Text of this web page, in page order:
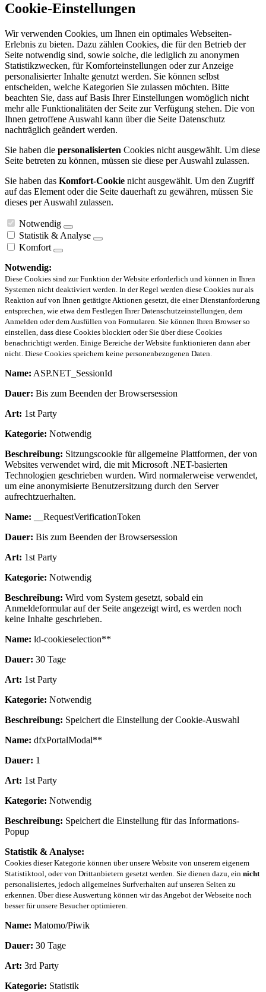
Cookie-Einstellungen
Wir verwenden Cookies, um Ihnen ein optimales Webseiten-
Erlebnis zu bieten. Dazu zählen Cookies, die für den Betrieb der
Seite notwendig sind, sowie solche, die lediglich zu anonymen
Statistikzwecken, für Komforteinstellungen oder zur Anzeige
personalisierter Inhalte genutzt werden. Sie können selbst
entscheiden, welche Kategorien Sie zulassen möchten. Bitte
beachten Sie, dass auf Basis Ihrer Einstellungen womöglich nicht
mehr alle Funktionalitäten der Seite zur Verfügung stehen. Die von
Ihnen getroffene Auswahl kann über die Seite Datenschutz
nachträglich geändert werden.
Sie haben die personalisierten Cookies nicht ausgewählt. Um diese
Seite betreten zu können, müssen sie diese per Auswahl zulassen.
Sie haben das Komfort-Cookie nicht ausgewählt. Um den Zugriff
auf das Element oder die Seite dauerhaft zu gewähren, müssen Sie
dieses per Auswahl zulassen.
Notwendig
Statistik & Analyse
Komfort
Notwendig:
Diese Cookies sind zur Funktion der Website erforderlich und können in Ihren
Systemen nicht deaktiviert werden. In der Regel werden diese Cookies nur als
Reaktion auf von Ihnen getätigte Aktionen gesetzt, die einer Dienstanforderung
entsprechen, wie etwa dem Festlegen Ihrer Datenschutzeinstellungen, dem
Anmelden oder dem Ausfüllen von Formularen. Sie können Ihren Browser so
einstellen, dass diese Cookies blockiert oder Sie über diese Cookies
benachrichtigt werden. Einige Bereiche der Website funktionieren dann aber
nicht. Diese Cookies speichern keine personenbezogenen Daten.
Name: ASP.NET_SessionId
Dauer: Bis zum Beenden der Browsersession
Art: 1st Party
Kategorie: Notwendig
Beschreibung: Sitzungscookie für allgemeine Plattformen, der von
Websites verwendet wird, die mit Microsoft .NET-basierten
Technologien geschrieben wurden. Wird normalerweise verwendet,
um eine anonymisierte Benutzersitzung durch den Server
aufrechtzuerhalten.
Name: __RequestVerificationToken
Dauer: Bis zum Beenden der Browsersession
Art: 1st Party
Kategorie: Notwendig
Beschreibung: Wird vom System gesetzt, sobald ein
Anmeldeformular auf der Seite angezeigt wird, es werden noch
keine Inhalte geschrieben.
Name: ld-cookieselection**
Dauer: 30 Tage
Art: 1st Party
Kategorie: Notwendig
Beschreibung: Speichert die Einstellung der Cookie-Auswahl
Name: dfxPortalModal**
Dauer: 1
Art: 1st Party
Kategorie: Notwendig
Beschreibung: Speichert die Einstellung für das Informations-
Popup
Statistik & Analyse:
Cookies dieser Kategorie können über unsere Website von unserem eigenem
Statistiktool, oder von Drittanbietern gesetzt werden. Sie dienen dazu, ein nicht
personalisiertes, jedoch allgemeines Surfverhalten auf unseren Seiten zu
erkennen. Über diese Auswertung können wir das Angebot der Webseite noch
besser für unsere Besucher optimieren.
Name: Matomo/Piwik
Dauer: 30 Tage
Art: 3rd Party
Kategorie: Statistik